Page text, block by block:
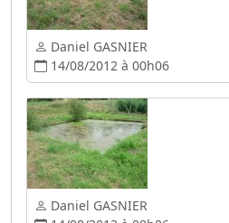
Daniel GASNIER
14/08/2012 à 00h06
Daniel GASNIER